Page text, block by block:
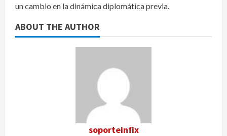
un cambio en la dinámica diplomática previa.
ABOUT THE AUTHOR
soporteinfix